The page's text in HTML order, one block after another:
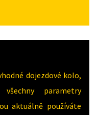
dojezdové kolo,
parametry
aktuálně používáte